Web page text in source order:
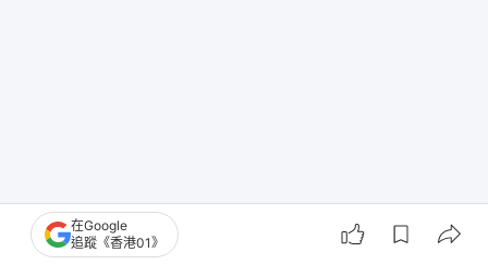
在Google
追蹤《香港01》